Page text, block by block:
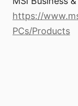
https://
PCs/Products